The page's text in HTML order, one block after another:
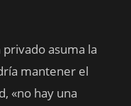
asuma la
mantener el
«no hay una